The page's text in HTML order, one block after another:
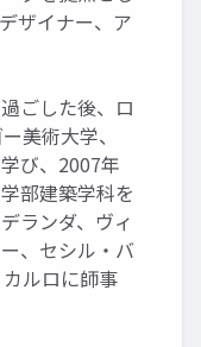
ザイナー、ア
ごした後、ロ
美術大学、
び、2007年
部建築学科を
ランダ、ヴィ
、セシル・バ
ルロに師事